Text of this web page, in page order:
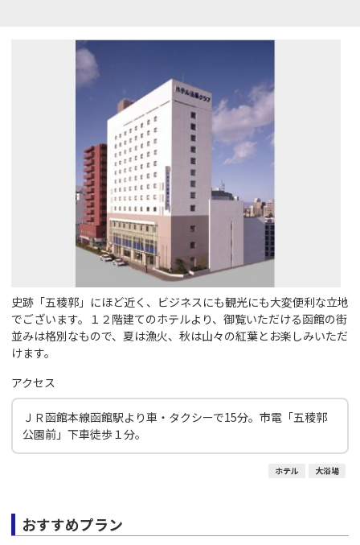
史跡「五稜郭」にほど近く、ビジネスにも観光にも大変便利な立地
でございます。１２階建てのホテルより、御覧いただける函館の街
並みは格別なもので、夏は漁火、秋は山々の紅葉とお楽しみいただ
けます。
アクセス
ＪＲ函館本線函館駅より車・タクシーで15分。市電「五稜郭
公園前」下車徒歩１分。
ホテル 大浴場
おすすめプラン